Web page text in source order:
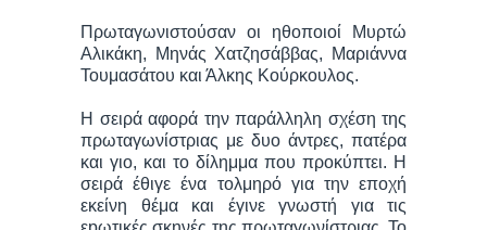
Πρωταγωνιστούσαν οι ηθοποιοί Μυρτώ
Αλικάκη, Μηνάς Χατζησάββας, Μαριάννα
Τουμασάτου και Άλκης Κούρκουλος.
Η σειρά αφορά την παράλληλη σχέση της
πρωταγωνίστριας με δυο άντρες, πατέρα
και γιο, και το δίλημμα που προκύπτει. Η
σειρά έθιγε ένα τολμηρό για την εποχή
εκείνη θέμα και έγινε γνωστή για τις